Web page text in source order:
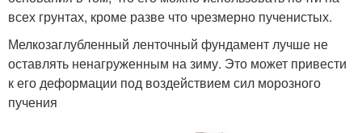
всех грунтах, кроме разве что чрезмерно пученистых.
Мелкозаглубленный ленточный фундамент лучше не
оставлять ненагруженным на зиму. Это может привести
к его деформации под воздействием сил морозного
пучения